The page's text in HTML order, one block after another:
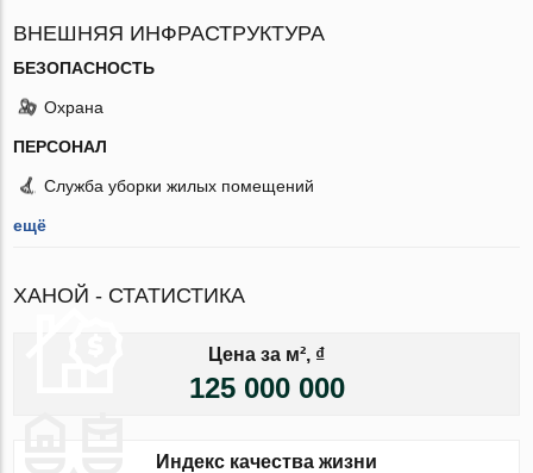
ВНЕШНЯЯ ИНФРАСТРУКТУРА
БЕЗОПАСНОСТЬ
Охрана
ПЕРСОНАЛ
Служба уборки жилых помещений
ещё
ХАНОЙ - СТАТИСТИКА
Цена за м², ₫
125 000 000
Индекс качества жизни